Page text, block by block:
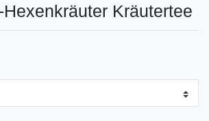
Kräutertee